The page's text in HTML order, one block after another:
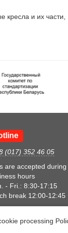
кресла и их части,
(017) 352 46 05
are accepted
hours
- Fri.: 8:30-17:15
break 12:00-12:45
processing